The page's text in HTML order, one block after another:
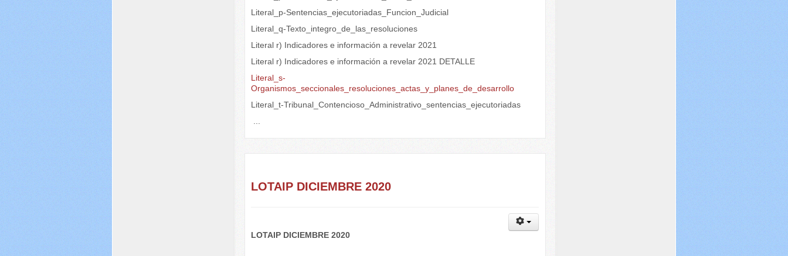
Literal_p-Sentencias_ejecutoriadas_Funcion_Judicial
Literal_q-Texto_integro_de_las_resoluciones
Literal r) Indicadores e información a revelar 2021
Literal r) Indicadores e información a revelar 2021 DETALLE
Literal_s-
Organismos_seccionales_resoluciones_actas_y_planes_de_desarrollo
Literal_t-Tribunal_Contencioso_Administrativo_sentencias_ejecutoriadas
LOTAIP DICIEMBRE 2020
LOTAIP DICIEMBRE 2020